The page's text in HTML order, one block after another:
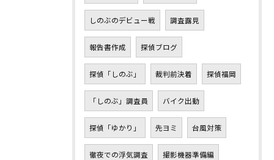
しのぶのデビュー戦 調査露見
報告書作成 探偵ブログ
探偵「しのぶ」 裁判前決着 探偵福岡
「しのぶ」調査員 バイク出動
探偵「ゆかり」 先ヨミ 台風対策
徹夜での浮気調査 撮影機器準備編